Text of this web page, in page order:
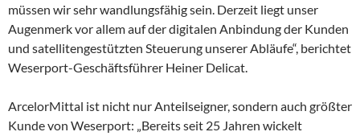
müssen wir sehr wandlungsfähig sein. Derzeit liegt unser
Augenmerk vor allem auf der digitalen Anbindung der Kunden
und satellitengestützten Steuerung unserer Abläufe“, berichtet
Weserport-Geschäftsführer Heiner Delicat.
ArcelorMittal ist nicht nur Anteilseigner, sondern auch größter
Kunde von Weserport: „Bereits seit 25 Jahren wickelt